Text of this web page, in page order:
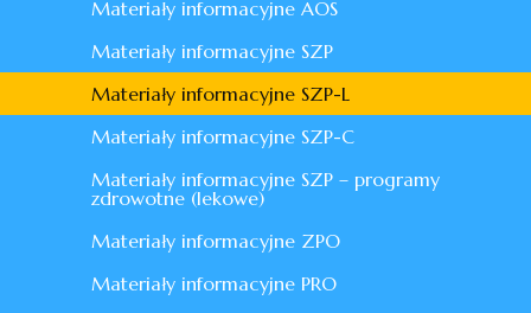
Materiały informacyjne AOS
Materiały informacyjne SZP
Materiały informacyjne SZP-L
Materiały informacyjne SZP-C
Materiały informacyjne SZP – programy
zdrowotne (lekowe)
Materiały informacyjne ZPO
Materiały informacyjne PRO